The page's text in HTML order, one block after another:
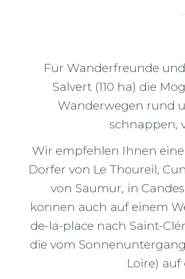
Für Wanderfreunde
Salvert (110 ha) die
Wanderwegen rund
schnappen,
Wir empfehlen Ihnen
Dörfer von Le Thoureil,
von Saumur, in
können auch auf einem
de-la-place nach Saint-
die vom
Loire)